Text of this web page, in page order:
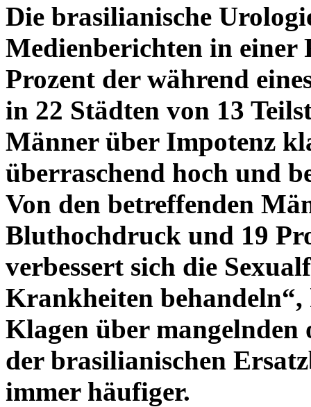
Die brasilianische
Medienberichten in einer
Prozent der während
in 22 Städten von 13
Männer über Impotenz
überraschend hoch und
Von den betreffenden
Bluthochdruck und 19
verbessert sich die
Krankheiten
Klagen über mangelnden
der brasilianischen
immer häufiger.